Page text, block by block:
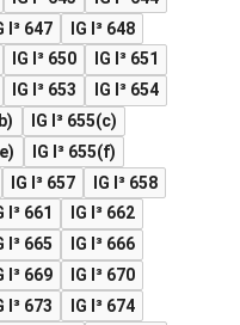
I³ 647
IG I³ 648
IG I³ 650
IG I³ 651
IG I³ 653
IG I³ 654
IG I³ 655(c)
IG I³ 655(f)
IG I³ 657
IG I³ 658
I³ 661
IG I³ 662
I³ 665
IG I³ 666
I³ 669
IG I³ 670
I³ 673
IG I³ 674